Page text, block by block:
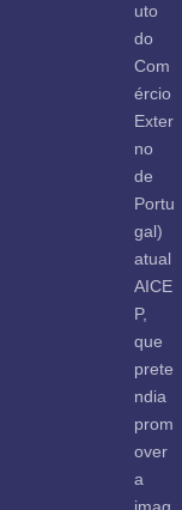
uto
do
Com
ércio
Exter
no
de
Portu
gal)
atual
AICE
P,
que
prete
ndia
prom
over
a